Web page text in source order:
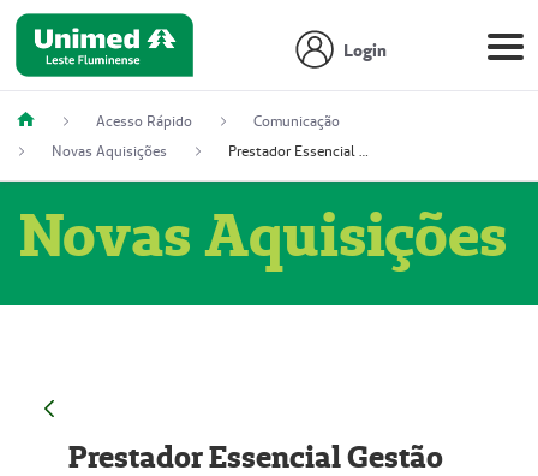
Login
Acesso Rápido
Comunicação
Novas Aquisições
Prestador Essencial Gestão em Saúde Ereli (51004354-7)
Novas Aquisições
Prestador Essencial Gestão